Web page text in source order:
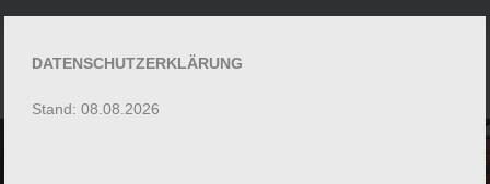
DATENSCHUTZERKLÄRUNG
Stand: 08.08.2026